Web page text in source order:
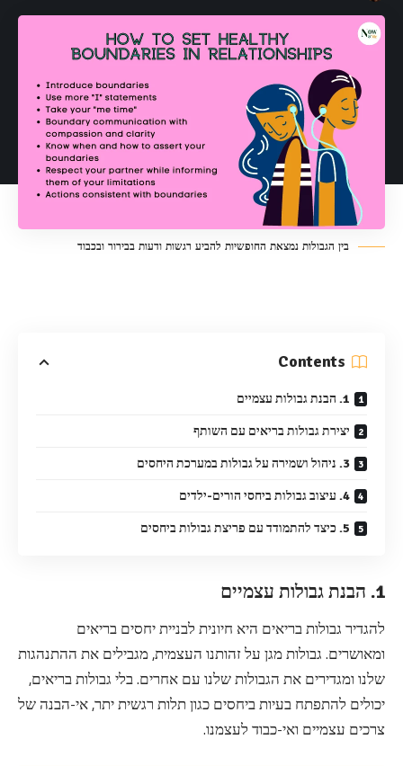
בין הגבולות נמצאת החופשיות להביע רגשות ודעות בבירור ובכבוד
Contents
1. הבנת גבולות עצמיים
יצירת גבולות בריאים עם השותף
3. ניהול ושמירה על גבולות במערכת היחסים
4. עיצוב גבולות ביחסי הורים-ילדים
5. כיצד להתמודד עם פריצת גבולות ביחסים
1. הבנת גבולות עצמיים
להגדיר גבולות בריאים היא חיונית לבניית יחסים בריאים
ומאושרים. גבולות מגן על זהותנו העצמית, מגבילים את ההתנהגות
שלנו ומגדירים את הגבולות שלנו עם אחרים. בלי גבולות בריאים,
יכולים להתפתח בעיות ביחסים כגון תלות רגשית יתר, אי-הבנה של
צרכים עצמיים ואי-כבוד לעצמנו.